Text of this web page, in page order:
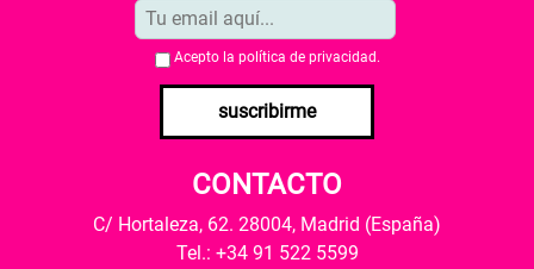
Acepto la política de privacidad .
suscribirme
CONTACTO
C/ Hortaleza, 62. 28004, Madrid (España)
Tel.: +34 91 522 5599